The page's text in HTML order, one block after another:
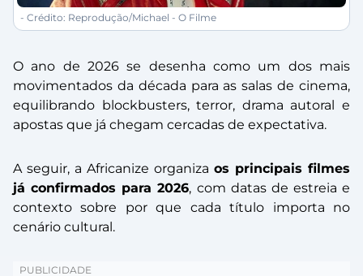
- Crédito: Reprodução/Michael - O Filme
O ano de 2026 se desenha como um dos mais
movimentados da década para as salas de cinema,
equilibrando blockbusters, terror, drama autoral e
apostas que já chegam cercadas de expectativa.
A seguir, a Africanize organiza os principais filmes
já confirmados para 2026, com datas de estreia e
contexto sobre por que cada título importa no
cenário cultural.